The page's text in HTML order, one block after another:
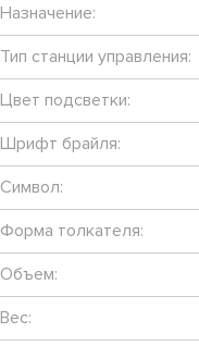
Назначение:
Тип станции управления:
Цвет подсветки:
Шрифт брайля:
Символ:
Форма толкателя:
Объем:
Вес: